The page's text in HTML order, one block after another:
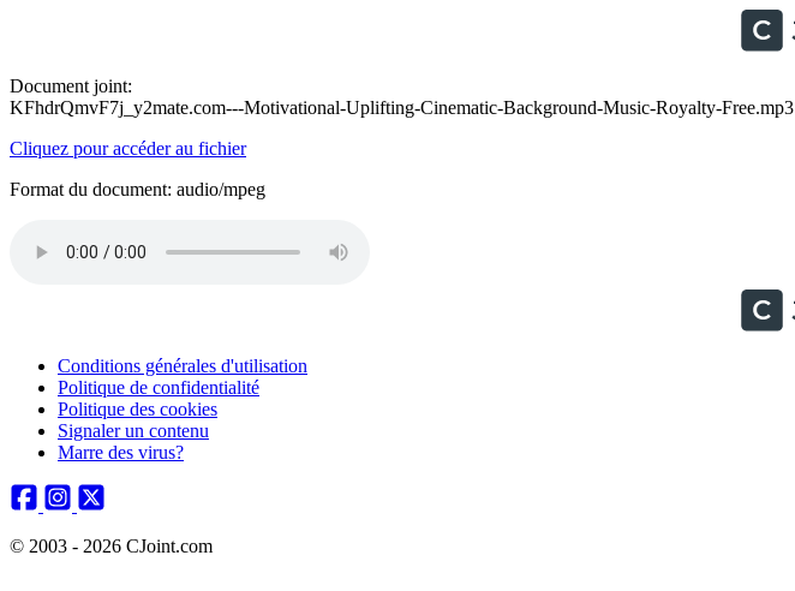
Document joint:
KFhdrQmvF7j_y2mate.com---Motivational-Uplifting-Cinematic-Background-Music-Royalty-Free.mp3
Cliquez pour accéder au fichier
Format du document: audio/mpeg
Conditions générales d'utilisation
Politique de confidentialité
Politique des cookies
Signaler un contenu
Marre des virus?
© 2003 - 2026 CJoint.com